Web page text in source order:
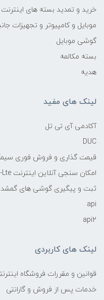
خرید و تمدید بسته های اینترنت
موبایل و کامپیوتر و تجهیزات
گوشی موبایل
بسته مکالمه
هدیه
لینک های مفید
آکادمی آی تی تل
DUC
قیمت گذاری و فروش فوری
امکان سنجی آنلاین اینترنت TD-Lte
ثبت و پیگیری گوشی های
api
api2
لینک های کاربردی
قوانین و مقررات فروشگاه
خدمات پس از فروش و گارانتی